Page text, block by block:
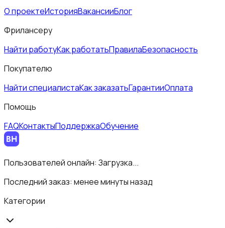
О проектеИсторияВакансииБлог
Фрилансеру
Найти работуКак работатьПравилаБезопасность
Покупателю
Найти специалистаКак заказатьГарантииОплата
Помощь
FAQКонтактыПоддержкаОбучение
Пользователей онлайн: Загрузка...
Последний заказ: менее минуты назад
Категории